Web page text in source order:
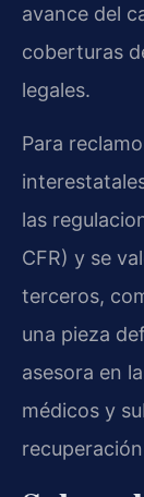
avance del
coberturas
legales.
Para
las
CFR) y se
terceros,
una pieza
asesora en
médicos y